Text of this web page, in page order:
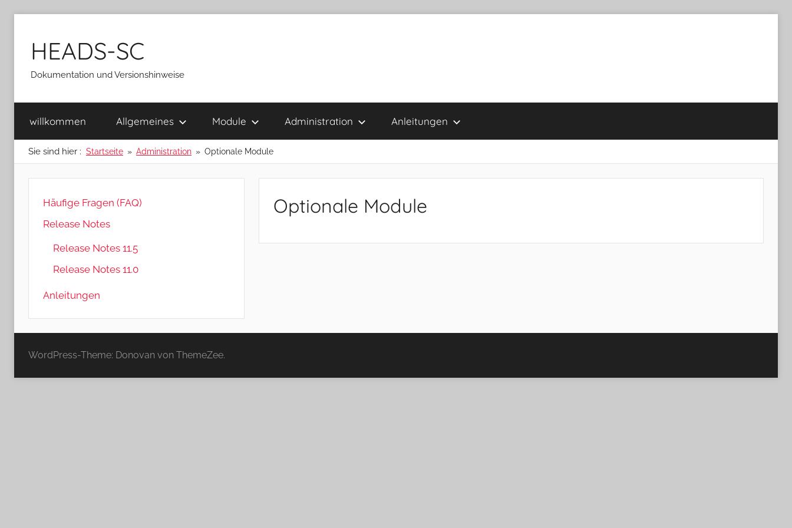
springen
HEADS-SC
Dokumentation und Versionshinweise
willkommen Allgemeines Module Administration Anleitungen
Sie sind hier : Startseite Administration Optionale Module
Optionale Module
Häufige Fragen (FAQ)
Release Notes
Release Notes 11.5
Release Notes 11.0
Anleitungen
WordPress-Theme: Donovan von ThemeZee.